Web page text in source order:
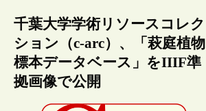
千葉大学学術リソースコレク
ション（c-arc）、「萩庭植物
標本データベース」をIIIF準
拠画像で公開